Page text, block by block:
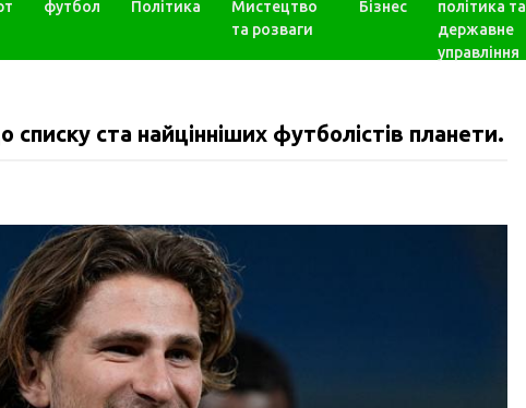
футбол Політика
Мистецтво
та розваги
Бізнес
політика та
державне
управління
ста найцінніших футболістів планети.